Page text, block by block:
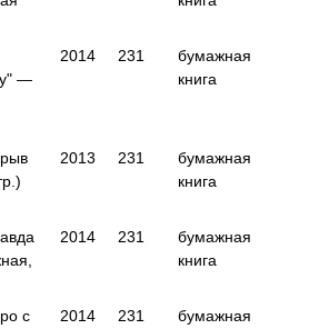
—
2014 231
бумажная
книга
2013 231
бумажная
книга
2014 231
бумажная
книга
с
2014 231
бумажная